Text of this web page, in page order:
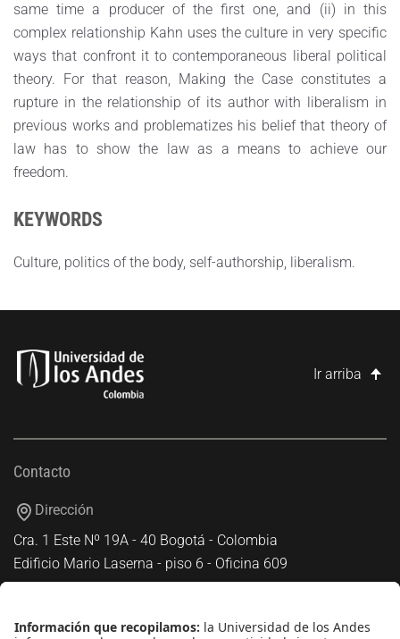
same time a producer of the first one, and (ii) in this
complex relationship Kahn uses the culture in very specific
ways that confront it to contemporaneous liberal political
theory. For that reason, Making the Case constitutes a
rupture in the relationship of its author with liberalism in
previous works and problematizes his belief that theory of
law has to show the law as a means to achieve our
freedom.
KEYWORDS
Culture, politics of the body, self-authorship, liberalism.
Ir arriba
Contacto
Dirección
Cra. 1 Este Nº 19A - 40 Bogotá - Colombia
Edificio Mario Laserna - piso 6 - Oficina 609
+(571) 339 49 49 - Ext. 4830